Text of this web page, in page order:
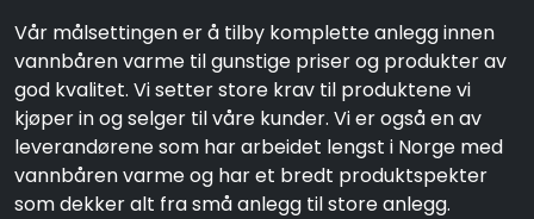
Vår målsettingen er å tilby komplette anlegg innen
vannbåren varme til gunstige priser og produkter av
god kvalitet. Vi setter store krav til produktene vi
kjøper in og selger til våre kunder. Vi er også en av
leverandørene som har arbeidet lengst i Norge med
vannbåren varme og har et bredt produktspekter
som dekker alt fra små anlegg til store anlegg.